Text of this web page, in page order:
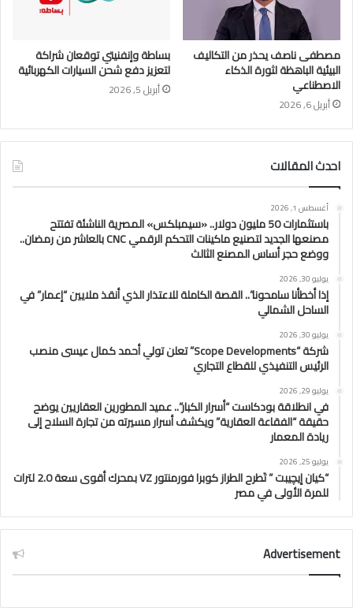
مصطفى ناصف يحذر من التكاليف
البيئية الباهظة لثورة الذكاء
الاصطناعي
أبريل 6, 2026
بساطة وإنفنيتي توقعان شراكة
لتعزيز دفع شحن السيارات الكهربائية
أبريل 5, 2026
احدث المقالات
أغسطس 1, 2026
باستثمارات 50 مليون دولار.. «سيمبلكس» المصرية الناشئة تفتتح
مصنعها الجديد لتصنيع ماكينات التحكم الرقمي CNC بالعاشر من رمضان..
ووضع حجر أساس المصنع الثالث
يوليو 30, 2026
إذا أخطأنا سامحونا”.. القصة الكاملة للاعتذار الذي أنقذ ملايين “إعمار” في
الساحل الشمالي
يوليو 30, 2026
شركة “Scope Developments” تعلن تولي أحمد كمال عيسى منصب
الرئيس التنفيذي للقطاع التجاري
يوليو 29, 2026
في انطلاقة بودكاست “أسرار الكبار”.. عميد المطورين العقاريين يوضح
حقيقة “الفقاعة العقارية” ويكشف أسرار مسيرته من تجارة السلاح إلى
ريادة المعمار
يوليو 25, 2026
“كيان إيچيبت ” تَطرح الطراز كوبرا فورمنتور VZ بمحرك أقوى سعة 2.0 لترات
للمرة الأولى في مصر
Advertisement